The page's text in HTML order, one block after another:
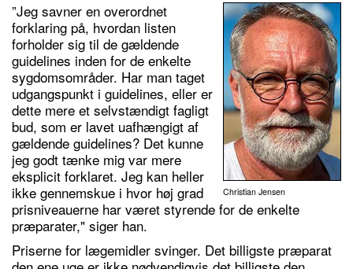
Christian Jensen
”Jeg savner en overordnet
forklaring på, hvordan listen
forholder sig til de gældende
guidelines inden for de enkelte
sygdomsområder. Har man taget
udgangspunkt i guidelines, eller er
dette mere et selvstændigt fagligt
bud, som er lavet uafhængigt af
gældende guidelines? Det kunne
jeg godt tænke mig var mere
eksplicit forklaret. Jeg kan heller
ikke gennemskue i hvor høj grad
prisniveauerne har været styrende for de enkelte
præparater," siger han.
Priserne for lægemidler svinger. Det billigste præparat